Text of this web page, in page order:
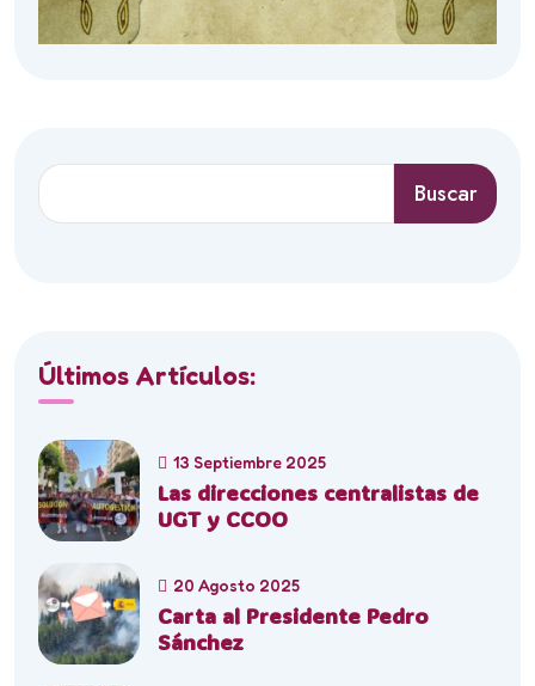
Buscar
Últimos Artículos:
13 Septiembre 2025
Las direcciones centralistas de
UGT y CCOO
20 Agosto 2025
Carta al Presidente Pedro
Sánchez